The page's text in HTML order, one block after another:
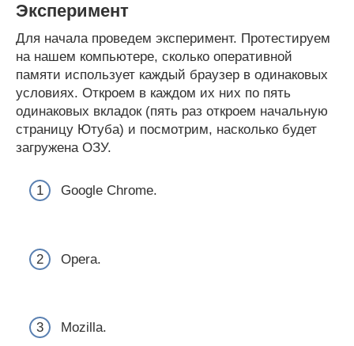
Эксперимент
Для начала проведем эксперимент. Протестируем
на нашем компьютере, сколько оперативной
памяти использует каждый браузер в одинаковых
условиях. Откроем в каждом их них по пять
одинаковых вкладок (пять раз откроем начальную
страницу Ютуба) и посмотрим, насколько будет
загружена ОЗУ.
Google Chrome.
Opera.
Mozilla.